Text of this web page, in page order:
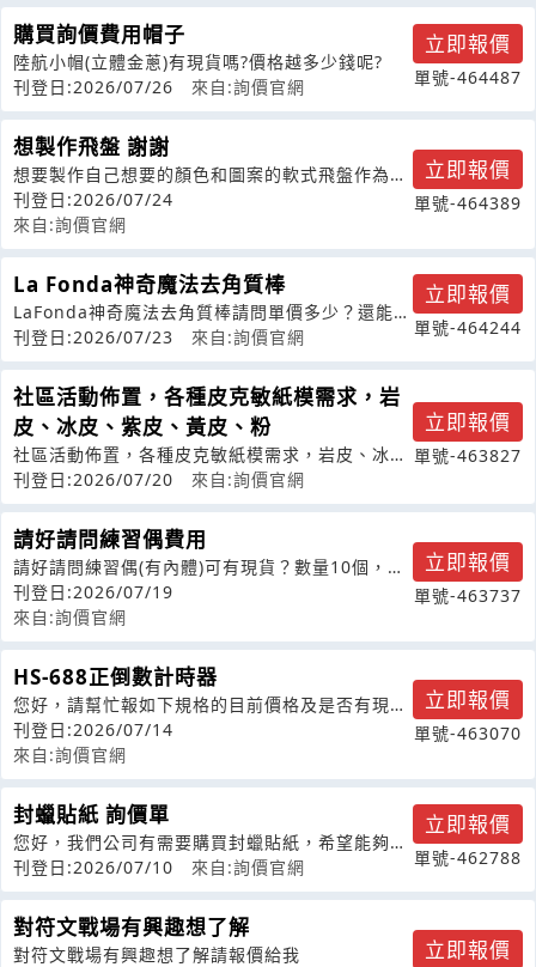
購買詢價費用帽子
陸航小帽(立體金蔥)有現貨嗎?價格越多少錢呢?
刊登日:2026/07/26
來自:詢價官網
立即報價
單號-464487
想製作飛盤 謝謝
想要製作自己想要的顏色和圖案的軟式飛盤作為商
品販售，想問起訂量大概是多少？50個
刊登日:2026/07/24
來自:詢價官網
立即報價
單號-464389
La Fonda神奇魔法去角質棒
LaFonda神奇魔法去角質棒請問單價多少？還能買
得到嗎？
刊登日:2026/07/23 來自:詢價官網
立即報價
單號-464244
社區活動佈置，各種皮克敏紙模需求，岩
皮、冰皮、紫皮、黃皮、粉
社區活動佈置，各種皮克敏紙模需求，岩皮、冰
皮、紫皮、黃皮、粉皮，大約各50份
刊登日:2026/07/20 來自:詢價官網
立即報價
單號-463827
請好請問練習偶費用
請好請問練習偶(有內體)可有現貨？數量10個，類
型大男童2個、小男童2個、女童2
刊登日:2026/07/19
來自:詢價官網
立即報價
單號-463737
HS-688正倒數計時器
您好，請幫忙報如下規格的目前價格及是否有現
貨?如無現貨，一般交期要多久?HS-6
刊登日:2026/07/14
來自:詢價官網
立即報價
單號-463070
封蠟貼紙 詢價單
您好，我們公司有需要購買封蠟貼紙，希望能夠了
解貴公司的產品情況和價格。請提供以下
刊登日:2026/07/10 來自:詢價官網
立即報價
單號-462788
對符文戰場有興趣想了解
對符文戰場有興趣想了解請報價給我
立即報價